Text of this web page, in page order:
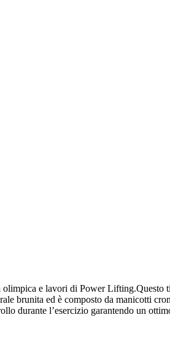
e lavori di Power Lifting.Questo
brunita ed è composto da manicotti
durante l’esercizio garantendo un